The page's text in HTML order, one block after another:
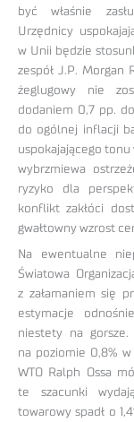
być właśnie
Urzędnicy
w Unii będzie
zespół J.P. Morgan
żeglugowy nie
dodaniem 0,7 pp.
do ogólnej inflacji
uspokajającego
wybrzmiewa
ryzyko dla
konflikt zakłóci
gwałtowny wzrost
Na ewentualne
Światowa
z załamaniem się
estymacje
niestety na gorsze.
na poziomie 0,8%
WTO Ralph Ossa
te szacunki
towarowy spadł o